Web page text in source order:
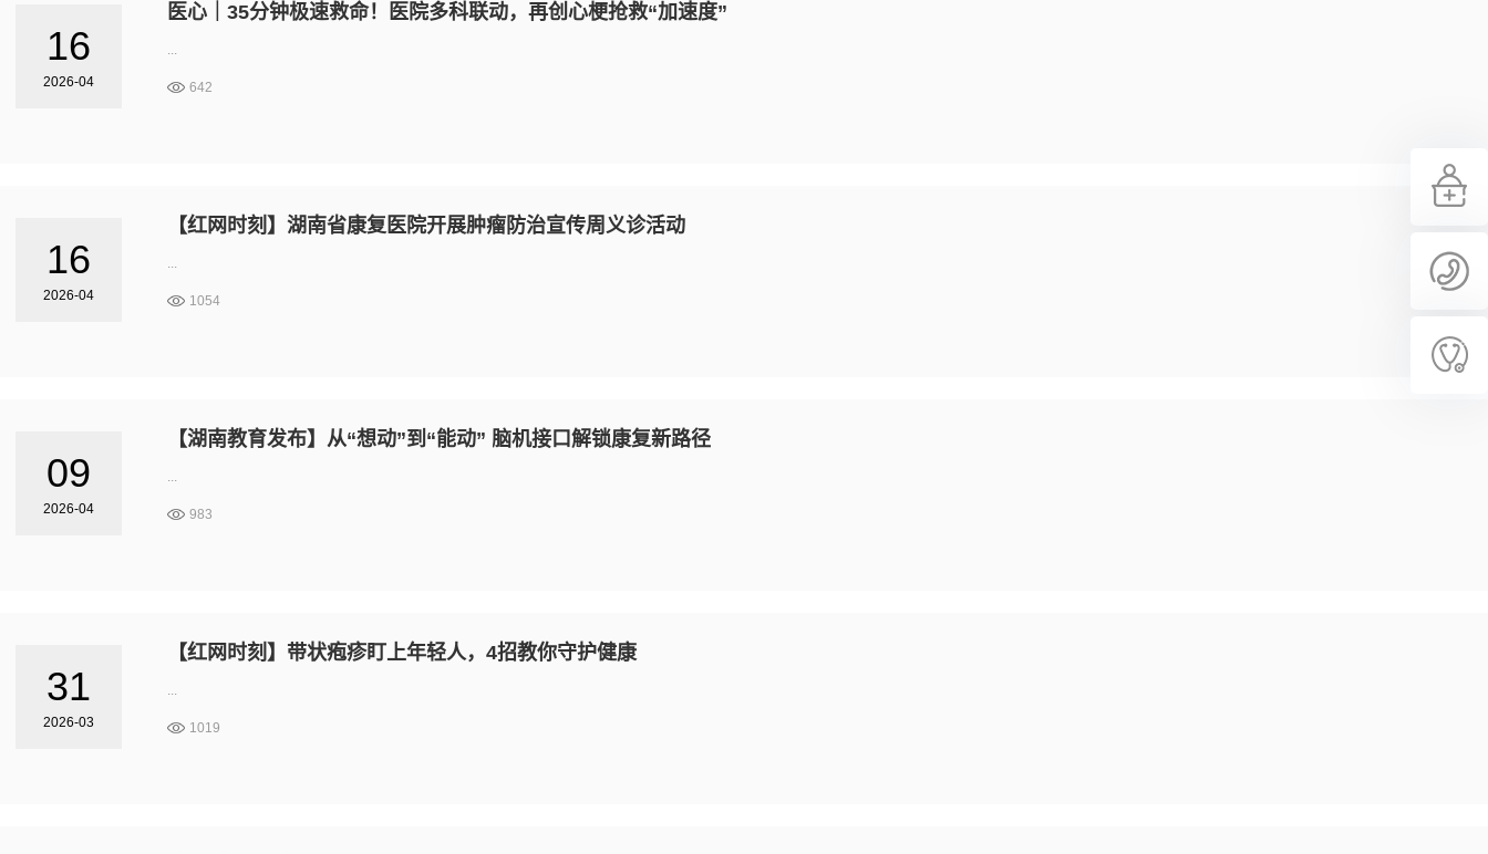
16
2026-04
医心｜35分钟极速救命！医院多科联动，再创心梗抢救“加速度”
...
642
16
2026-04
【红网时刻】湖南省康复医院开展肿瘤防治宣传周义诊活动
...
1054
09
2026-04
【湖南教育发布】从“想动”到“能动” 脑机接口解锁康复新路径
...
983
31
2026-03
【红网时刻】带状疱疹盯上年轻人，4招教你守护健康
...
1019